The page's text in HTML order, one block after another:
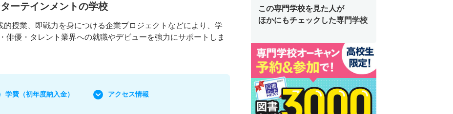
ーテインメントの学校
授業、即戦力を身につける企業プロジェクトなどにより、学
俳優・タレント業界への就職やデビューを強力にサポートしま
学費 （初年度納入金）
アクセス情報
この専門学校を見た人が
ほかにもチェックした専門学校